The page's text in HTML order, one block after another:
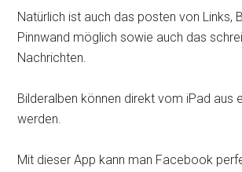
Natürlich ist auch das posten von Links,
Pinnwand möglich sowie auch das
Nachrichten.
Bilderalben können direkt vom iPad aus
werden.
Mit dieser App kann man Facebook